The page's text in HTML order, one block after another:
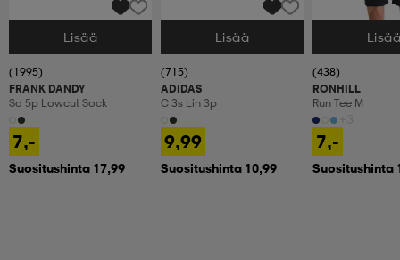
Valitse Koko
Lisää
(1995)
FRANK DANDY
So 5p Lowcut Sock
7,-
Suositushinta 17,99
Valitse Koko
Lisää
(715)
ADIDAS
C 3s Lin 3p
9,99
Suositushinta 10,99
Valitse Koko
(438)
RONHILL
Run Tee M
7,-
Suositushinta